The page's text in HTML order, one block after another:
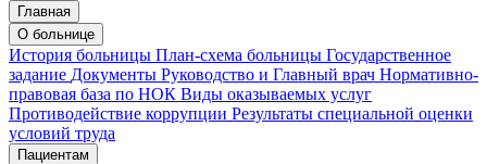
Запись на приём
Подтвердить запись Отмена
Запись подтверждена
Мои записи
Главная
О больнице
История больницы План-схема больницы Государственное
задание Документы Руководство и Главный врач Нормативно-
правовая база по НОК Виды оказываемых услуг
Противодействие коррупции Результаты специальной оценки
условий труда
Пациентам